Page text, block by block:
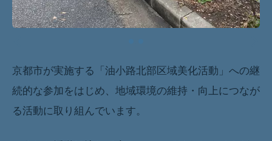
京都市が実施する「油小路北部区域美化活動」への継
続的な参加をはじめ、地域環境の維持・向上につなが
る活動に取り組んでいます。